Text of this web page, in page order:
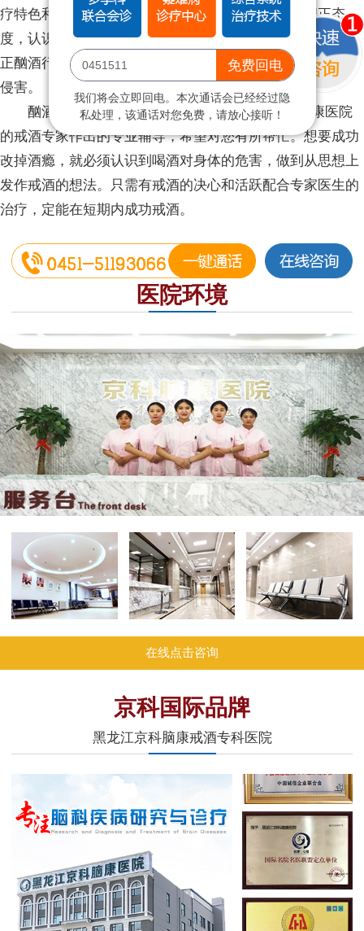
疗特色和技术优势。直接或间接的帮助酒精依赖者端正态
度，认识酗酒危害，并制定针对性的戒酒方案，从思想上纠
正酗酒行为，从生理上抵制戒酒综合症及酒精依赖并发症的
侵害。
酗酒严重后果是什么?综上所述是黑龙江京科脑康医院
的戒酒专家作出的专业辅导，希望对您有所帮忙。想要成功
改掉酒瘾，就必须认识到喝酒对身体的危害，做到从思想上
发作戒酒的想法。只需有戒酒的决心和活跃配合专家医生的
治疗，定能在短期内成功戒酒。
医院环境
在线点击咨询
京科国际品牌
黑龙江京科脑康戒酒专科医院
免费回电
我们将会立即回电。本次通话会已经经过隐
私处理，该通话对您免费，请放心接听！